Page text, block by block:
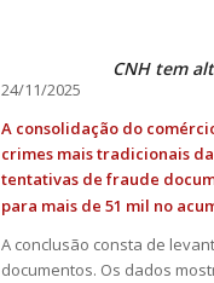
CNH tem
24/11/2025
A consolidação do
crimes mais tradicionais
tentativas de fraude
para mais de 51 mil no
A conclusão consta de
documentos. Os dados